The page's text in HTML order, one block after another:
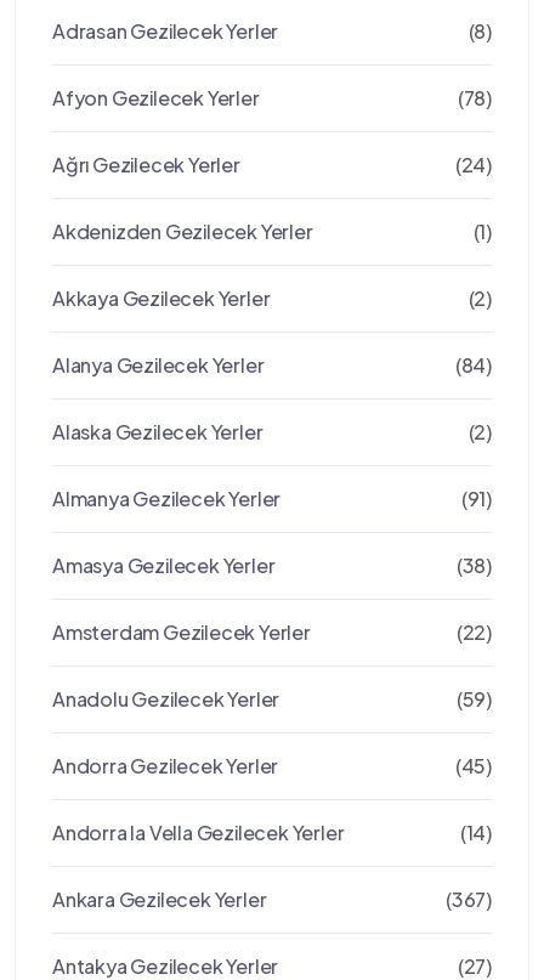
Adrasan Gezilecek Yerler (8)
Afyon Gezilecek Yerler (78)
Ağrı Gezilecek Yerler (24)
Akdenizden Gezilecek Yerler (1)
Akkaya Gezilecek Yerler (2)
Alanya Gezilecek Yerler (84)
Alaska Gezilecek Yerler (2)
Almanya Gezilecek Yerler (91)
Amasya Gezilecek Yerler (38)
Amsterdam Gezilecek Yerler (22)
Anadolu Gezilecek Yerler (59)
Andorra Gezilecek Yerler (45)
Andorra la Vella Gezilecek Yerler (14)
Ankara Gezilecek Yerler (367)
Antakya Gezilecek Yerler (27)